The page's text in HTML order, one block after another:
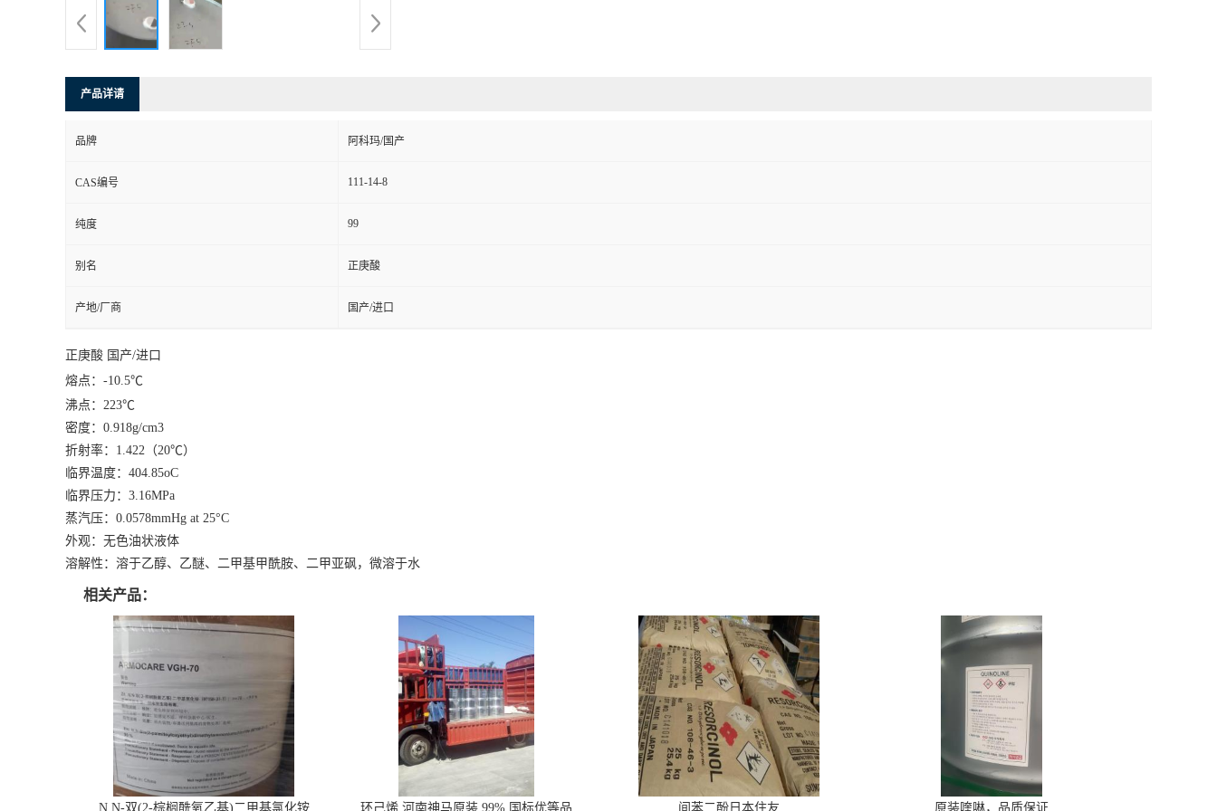
产品详请
品牌 阿科玛/国产
CAS编号 111-14-8
纯度 99
别名 正庚酸
产地/厂商 国产/进口
正庚酸 国产/进口
熔点：-10.5℃
沸点：223℃
密度：0.918g/cm3
折射率：1.422（20℃）
临界温度：404.85oC
临界压力：3.16MPa
蒸汽压：0.0578mmHg at 25°C
外观：无色油状液体
溶解性：溶于乙醇、乙醚、二甲基甲酰胺、二甲亚砜，微溶于水
相关产品：
N,N-双(2-棕榈酰氧乙基)二甲基氯化铵 环己烯 河南神马原装 99% 国标优等品 间苯二酚日本住友 原装喹啉，品质保证